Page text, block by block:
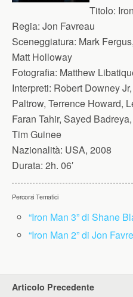
Titolo:
Regia: Jon Favreau
Sceneggiatura: Mark
Matt Holloway
Fotografia: Matthew
Interpreti: Robert Downey
Paltrow, Terrence Howard,
Faran Tahir, Sayed
Tim Guinee
Nazionalità: USA, 2008
Durata: 2h. 06′
Percorsi Tematici
“Iron Man 3” di Shane
“Iron Man 2” di Jon
Articolo Precedente